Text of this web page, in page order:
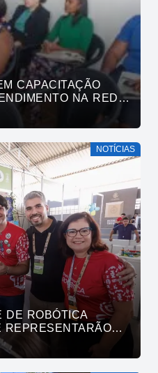
CAPACITAÇÃO
NA REDE
NOTÍCIAS
DE ROBÓTICA
REPRESENTARÃO
NACIONAL